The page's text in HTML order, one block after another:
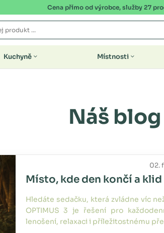
Cena přímo od výrobce, služby 27
Kuchyně Místnosti
Náš blog
02.
Místo, kde den končí a klid
Hledáte sedačku, která zvládne víc
OPTIMUS 3 je řešení pro
lenošení, relaxaci i příležitostnému